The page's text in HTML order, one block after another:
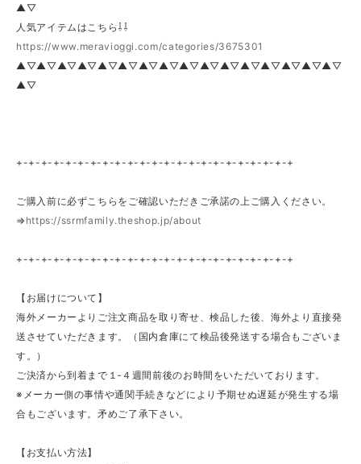
▲▽
人気アイテムはこちら⇩⇩
https://www.meravioggi.com/categories/3675301
▲▽▲▽▲▽▲▽▲▽▲▽▲▽▲▽▲▽▲▽▲▽▲▽▲▽▲▽▲▽▲▽
▲▽
+-+-+-+-+-+-+-+-+-+-+-+-+-+-+-+-+-+-+-+-+-+-+
ご購入前に必ずこちらをご確認いただきご承諾の上ご購入ください。
⇒ https://ssrmfamily.theshop.jp/about
+-+-+-+-+-+-+-+-+-+-+-+-+-+-+-+-+-+-+-+-+-+-+
【お届けについて】
海外メーカーよりご注文商品を取り寄せ、検品した後、海外より直接発
送させていただきます。（国内倉庫にて検品後発送する場合もございま
す。）
ご決済から到着まで１‐４週間前後のお時間をいただいております。
※メーカー側の事情や通関手続きなどにより予期せぬ遅延が発生する場
合もございます。矛めご了承下さい。
【お支払い方法】